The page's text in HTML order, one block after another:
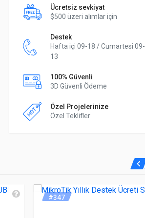
Ücretsiz sevkiyat
$500 üzeri alımlar için
Destek
Hafta içi 09-18 / Cumartesi 09-
13
100% Güvenli
3D Güvenli Ödeme
Özel Projelerinize
Özel Teklifler
#347